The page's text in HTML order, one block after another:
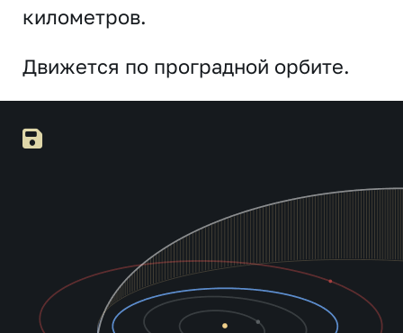
километров.
Движется по проградной орбите.